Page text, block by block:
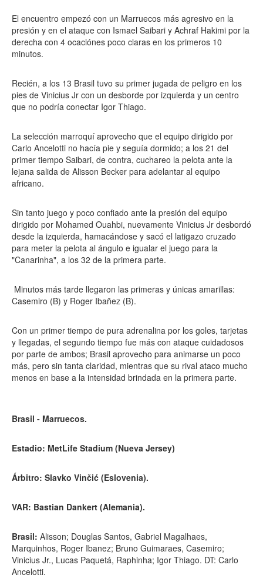
El encuentro empezó con un Marruecos más agresivo en la
presión y en el ataque con Ismael Saibari y Achraf Hakimi por la
derecha con 4 ocaciónes poco claras en los primeros 10
minutos.
Recién, a los 13 Brasil tuvo su primer jugada de peligro en los
pies de Vinicius Jr con un desborde por izquierda y un centro
que no podría conectar Igor Thiago.
La selección marroquí aprovecho que el equipo dirigido por
Carlo Ancelotti no hacía pie y seguía dormido; a los 21 del
primer tiempo Saibari, de contra, cuchareo la pelota ante la
lejana salida de Alisson Becker para adelantar al equipo
africano.
Sin tanto juego y poco confiado ante la presión del equipo
dirigido por Mohamed Ouahbi, nuevamente Vinicius Jr desbordó
desde la izquierda, hamacándose y sacó el latigazo cruzado
para meter la pelota al ángulo e igualar el juego para la
"Canarinha", a los 32 de la primera parte.
Minutos más tarde llegaron las primeras y únicas amarillas:
Casemiro (B) y Roger Ibañez (B).
Con un primer tiempo de pura adrenalina por los goles, tarjetas
y llegadas, el segundo tiempo fue más con ataque cuidadosos
por parte de ambos; Brasil aprovecho para animarse un poco
más, pero sin tanta claridad, mientras que su rival ataco mucho
menos en base a la intensidad brindada en la primera parte.
Brasil - Marruecos.
Estadio: MetLife Stadium (Nueva Jersey)
Árbitro: Slavko Vinčić (Eslovenia).
VAR: Bastian Dankert (Alemania).
Brasil: Alisson; Douglas Santos, Gabriel Magalhaes,
Marquinhos, Roger Ibanez; Bruno Guimaraes, Casemiro;
Vinicius Jr., Lucas Paquetá, Raphinha; Igor Thiago. DT: Carlo
Ancelotti.